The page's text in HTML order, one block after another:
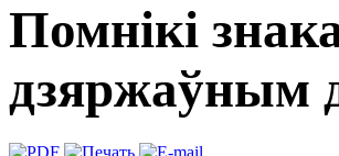
Помнікі
дзяржаўным